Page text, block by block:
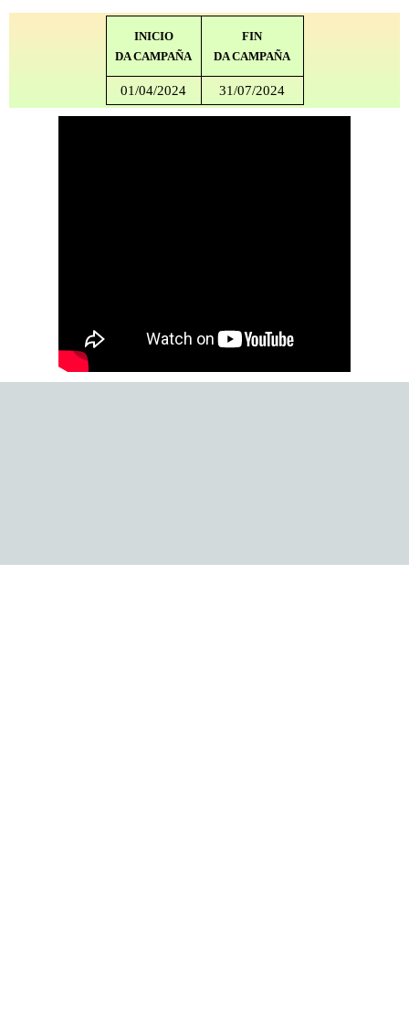
INICIO
DA CAMPAÑA
FIN
DA CAMPAÑA
01/04/2024 31/07/2024